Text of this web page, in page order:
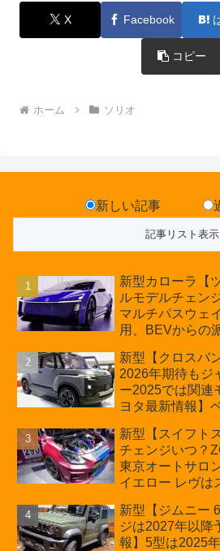
X Facebook
コピー
ホーム ソリオ
新しい記事
新型カローラ【
ルモデルチェン
マルチパスウェ
用、BEVからの
の採用は無しか
周年記念車発売
新型【クロスバ
2026年期待もジ
ー2025では関連
ヨタ最新情報】
ほか「コア」と
D:5対抗のクロ
ン
新型【スイフト
チェンジいつ？
東京オートサロ
イエロー レヴは
プが争点【スズ
車「ZC33S
新型【ジムニー
ジは2027年以降
報】5型は2025